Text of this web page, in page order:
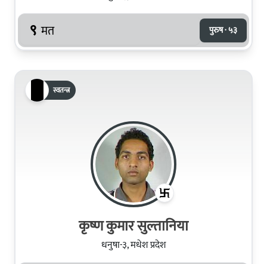
९ मत पुरुष · ५३
स्वतन्त्र
कृष्ण कुमार सुल्तानिया
धनुषा-३, मधेश प्रदेश